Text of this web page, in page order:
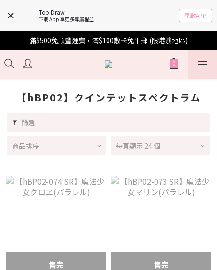
Top Draw
下載 App 享更多專屬權益 開啟APP
滿$500免順豐運費，滿$100散卡免平郵 (限港澳地區)
【hBP02】クインテットスペクトラム
篩選
商品排序 每頁顯示 24 個
售完 售完